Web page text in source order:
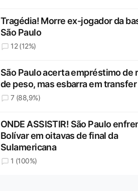
Tragédia! Morre ex-jogador da
São Paulo
12 (12%)
São Paulo acerta empréstimo de
de peso, mas esbarra em transfer
7 (88,9%)
ONDE ASSISTIR! São Paulo
Bolívar em oitavas de final da
Sulamericana
1 (100%)